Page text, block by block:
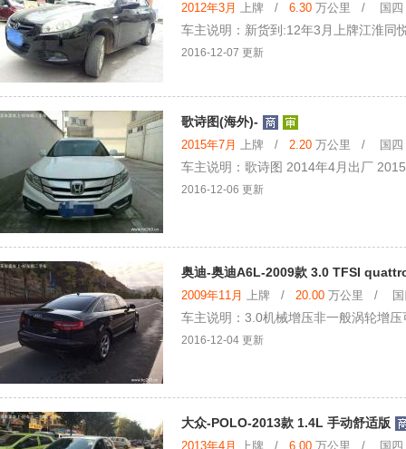
2012年3月 上牌 / 6.30 万公里 / 国四 /
车主说明：新货到:12年3月上牌江淮同
2016-12-07 更新
歌诗图(海外)-
2015年7月 上牌 / 2.20 万公里 / 国四 /
车主说明：歌诗图 2014年4月出厂
2016-12-06 更新
奥迪-奥迪A6L-2009款 3.0 TFSI
2009年11月 上牌 / 20.00 万公里 / 国
车主说明：3.0机械增压非一般涡轮增
2016-12-04 更新
大众-POLO-2013款 1.4L 手动舒适版
2013年4月 上牌 / 6.00 万公里 / 国四 /